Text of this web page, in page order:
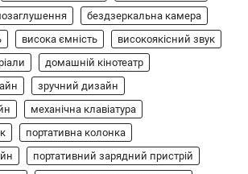
ЗАРЯДНІ ПРИСТРОЇ
Портативна зарядна станція Yoshino
Power B330 SST
В'ячеслав 2024-09-06
Yoshino Power B330 SST — це
високопродуктивна портативна зарядна
станція з твердотільною батареєю (SST) та…
ОСВІТЛЕННЯ РОЗУМНИЙ ДІМ
бездзеркальна камера
висока ємність
високоякісний звук
домашній кінотеатр
зручний дизайн
механічна клавіатура
портативна колонка
портативний зарядний пристрій